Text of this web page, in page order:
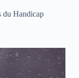
du Handicap